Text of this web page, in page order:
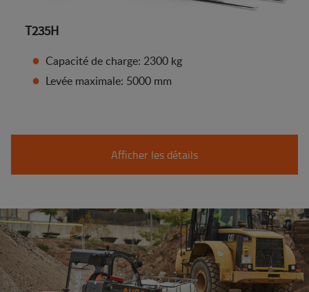
T235H
Capacité de charge: 2300 kg
Levée maximale: 5000 mm
Afficher les détails